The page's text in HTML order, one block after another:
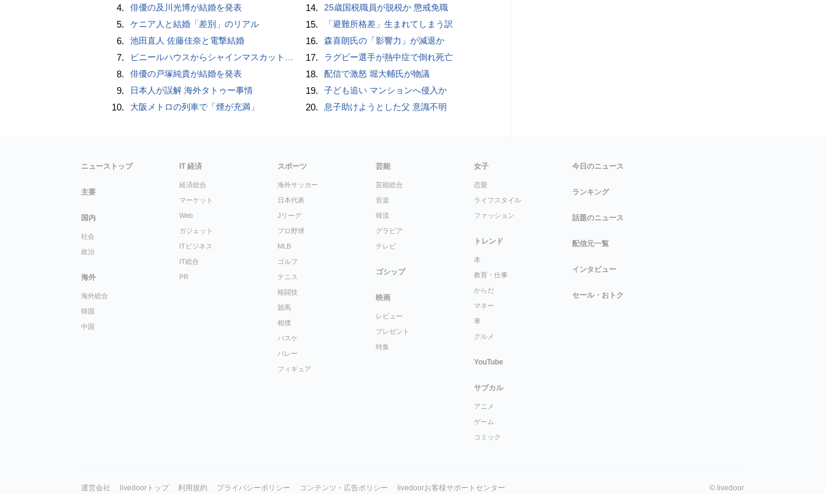
4. 俳優の及川光博が結婚を発表
5. ケニア人と結婚「差別」のリアル
6. 池田直人 佐藤佳奈と電撃結婚
7. ビニールハウスからシャインマスカット約200房を盗んだ疑い ネットで販売か 無職の男（42）逮捕 岡山県警
8. 俳優の戸塚純貴が結婚を発表
9. 日本人が誤解 海外タトゥー事情
10. 大阪メトロの列車で「煙が充満」
14. 25歳国税職員が脱税か 懲戒免職
15. 「避難所格差」生まれてしまう訳
16. 森喜朗氏の「影響力」が減退か
17. ラグビー選手が熱中症で倒れ死亡
18. 配信で激怒 堀大輔氏が物議
19. 子ども追い マンションへ侵入か
20. 息子助けようとした父 意識不明
ニューストップ
主要
国内
社会
政治
海外
海外総合
韓国
中国
IT 経済
経済総合
マーケット
Web
ガジェット
ITビジネス
IT総合
PR
スポーツ
海外サッカー
日本代表
Jリーグ
プロ野球
MLB
ゴルフ
テニス
格闘技
競馬
相撲
バスケ
バレー
フィギュア
芸能
芸能総合
音楽
韓流
グラビア
テレビ
ゴシップ
映画
レビュー
プレゼント
特集
女子
恋愛
ライフスタイル
ファッション
トレンド
本
教育・仕事
からだ
マネー
車
グルメ
YouTube
サブカル
アニメ
ゲーム
コミック
今日のニュース
ランキング
話題のニュース
配信元一覧
インタビュー
セール・おトク
運営会社 livedoorトップ 利用規約 プライバシーポリシー コンテンツ・広告ポリシー livedoorお客様サポートセンター © livedoor